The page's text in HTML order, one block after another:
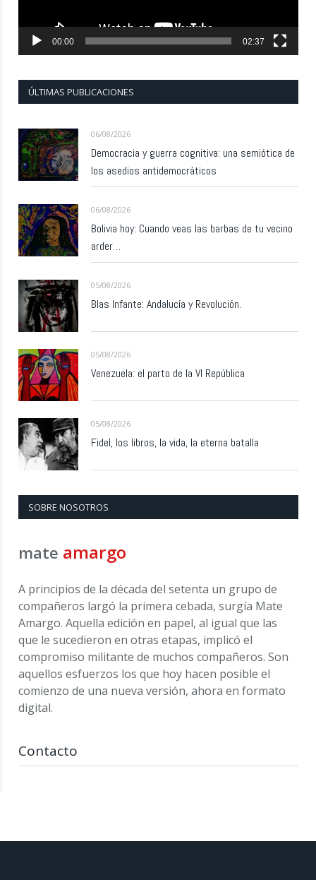
00:00 02:37
ÚLTIMAS PUBLICACIONES
06/08/2026
Democracia y guerra cognitiva: una semiótica de
los asedios antidemocráticos
06/08/2026
Bolivia hoy: Cuando veas las barbas de tu vecino
arder…
05/08/2026
Blas Infante: Andalucía y Revolución.
05/08/2026
Venezuela: el parto de la VI República
05/08/2026
Fidel, los libros, la vida, la eterna batalla
SOBRE NOSOTROS
mate amargo
A principios de la década del setenta un grupo de
compañeros largó la primera cebada, surgía Mate
Amargo. Aquella edición en papel, al igual que las
que le sucedieron en otras etapas, implicó el
compromiso militante de muchos compañeros. Son
aquellos esfuerzos los que hoy hacen posible el
comienzo de una nueva versión, ahora en formato
digital.
Contacto